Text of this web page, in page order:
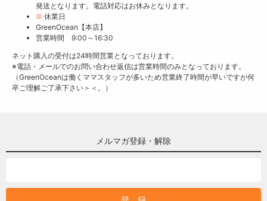
発送となります。電話対応はお休みとなります。
■ 休業日
GreenOcean【本店】
営業時間 9:00～16:30
ネット購入の受付は24時間営業となっております。
※電話・メールでのお問い合わせ返信は営業時間のみとなっております。
（GreenOceanは働くママスタッフが多いため営業終了時間が早いですが何
卒ご理解ご了承下さい＞＜。）
メルマガ登録・解除